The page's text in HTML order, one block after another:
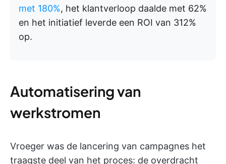
met 180%, het klantverloop daalde met 62%
en het initiatief leverde een ROI van 312%
op.
Automatisering van
werkstromen
Vroeger was de lancering van campagnes het
traagste deel van het proces: de overdracht